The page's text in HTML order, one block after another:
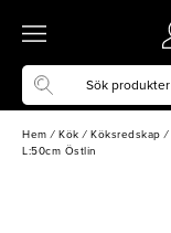
Hem / Kök / Köksredskap /
L:50cm Östlin